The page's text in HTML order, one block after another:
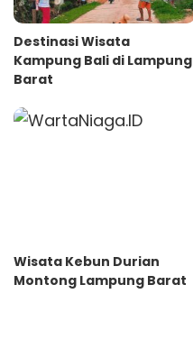
Destinasi Wisata
Kampung Bali di Lampung
Barat
Wisata Kebun Durian
Montong Lampung Barat